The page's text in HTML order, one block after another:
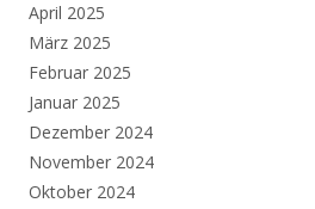
April 2025
März 2025
Februar 2025
Januar 2025
Dezember 2024
November 2024
Oktober 2024